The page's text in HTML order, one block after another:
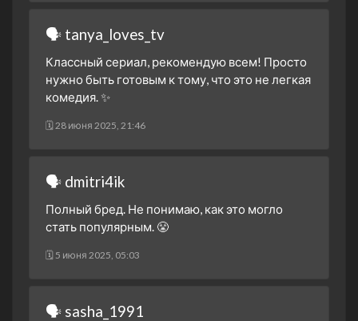
23 сентября 2024
18 сентября 2024
1 сезон 3 серия
1 сезон 2 серия
1 сезон 1 серия
17 сентября 2024
🗣 tanya_loves_tv
Классный сериал, рекомендую всем! Просто
нужно быть готовым к тому, что это не легкая
комедия. ✨
🗓 28 июня 2025, 21:46
🗣 dmitri4ik
Полный бред. Не понимаю, как это могло
стать популярным. 😤
🗓 5 июня 2025, 05:03
🗣 sasha_1991